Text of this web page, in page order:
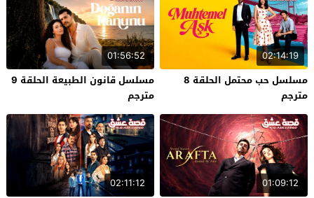
02:14:19
مسلسل حب محتمل الحلقة 8
مترجم
01:56:52
مسلسل قانون الطبيعة الحلقة 9
مترجم
01:09:12
02:11:12